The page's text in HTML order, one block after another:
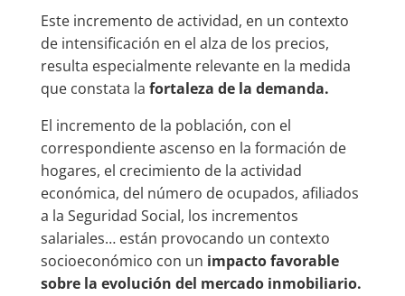
Este incremento de actividad, en un contexto
de intensificación en el alza de los precios,
resulta especialmente relevante en la medida
que constata la fortaleza de la demanda.
El incremento de la población, con el
correspondiente ascenso en la formación de
hogares, el crecimiento de la actividad
económica, del número de ocupados, afiliados
a la Seguridad Social, los incrementos
salariales… están provocando un contexto
socioeconómico con un impacto favorable
sobre la evolución del mercado inmobiliario.